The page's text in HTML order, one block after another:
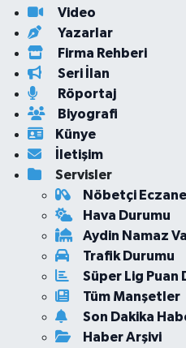
Video
Yazarlar
Firma Rehberi
Seri İlan
Röportaj
Biyografi
Künye
İletişim
Servisler
Nöbetçi
Hava Durumu
Aydin Namaz
Trafik Durumu
Süper Lig Puan
Tüm Manşetler
Son Dakika
Haber Arşivi